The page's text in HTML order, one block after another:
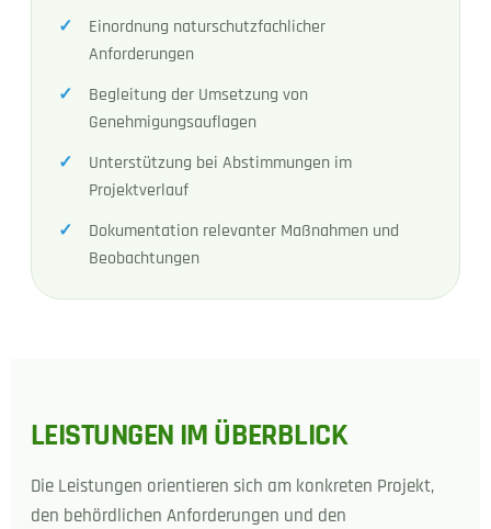
Einordnung naturschutzfachlicher
Anforderungen
Begleitung der Umsetzung von
Genehmigungsauflagen
Unterstützung bei Abstimmungen im
Projektverlauf
Dokumentation relevanter Maßnahmen und
Beobachtungen
LEISTUNGEN IM ÜBERBLICK
Die Leistungen orientieren sich am konkreten Projekt,
den behördlichen Anforderungen und den